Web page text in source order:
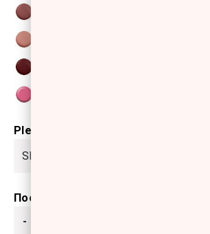
Please select
Ποσότητα
-